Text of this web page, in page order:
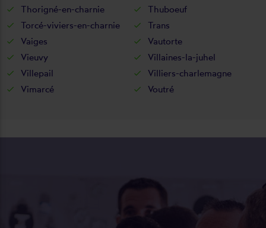
Thorigné-en-charnie
Thuboeuf
Torcé-viviers-en-charnie
Trans
Vaiges
Vautorte
Vieuvy
Villaines-la-juhel
Villepail
Villiers-charlemagne
Vimarcé
Voutré